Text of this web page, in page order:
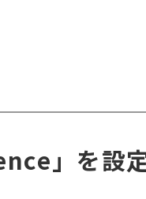
」を設